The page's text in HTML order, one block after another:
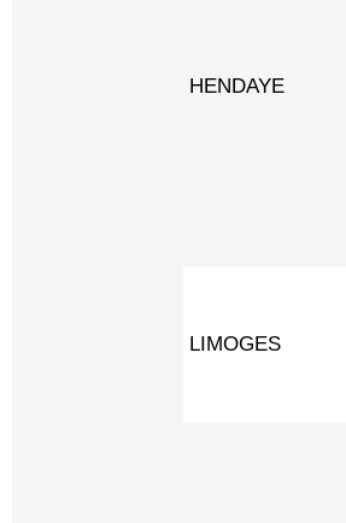
HENDAYE
LIMOGES